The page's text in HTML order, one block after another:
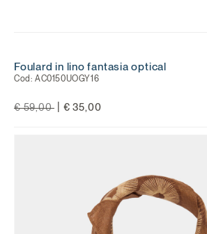
Foulard in lino fantasia optical
Cod: AC0150UOGY16
Price reduced from
€ 59,00 to € 35,00